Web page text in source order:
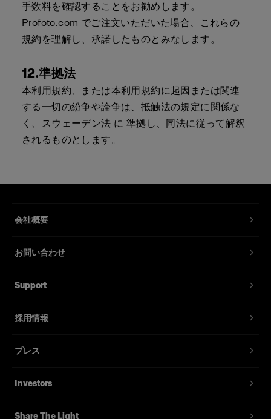
手数料を確認することをお勧めします。
Profoto.com でご注文いただいた場合、これらの
規約を理解し、承諾したものとみなします。
12.準拠法
本利用規約、または本利用規約に起因または関連
する一切の紛争や論争は、抵触法の規定に関係な
く、スウェーデン法 に 準拠し、同法に従って解釈
されるものとします。
会社概要
お問い合わせ
Support
採用情報
プレス
Investors
Share The Light